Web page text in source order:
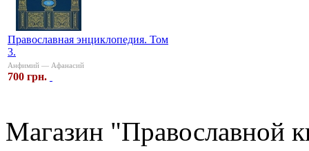
Православная энциклопедия. Том
3.
Анфимий — Афанасий
700 грн.
Магазин "Православной